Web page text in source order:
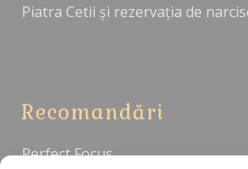
Piatra Cetii și rezervația de
Recomandări
Perfect Focus